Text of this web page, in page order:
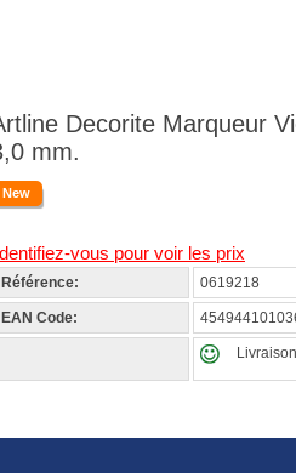
Decorite Marqueur
mm.
New
vous pour voir les prix
Référence: 0619218
EAN Code: